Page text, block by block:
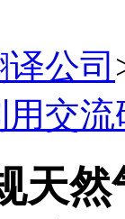
译公司
交流
天